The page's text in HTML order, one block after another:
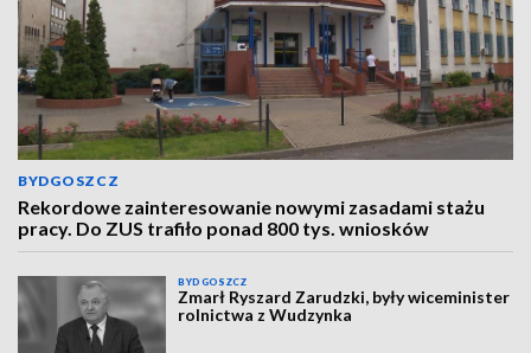
BYDGOSZCZ
Rekordowe zainteresowanie nowymi zasadami stażu
pracy. Do ZUS trafiło ponad 800 tys. wniosków
BYDGOSZCZ
Zmarł Ryszard Zarudzki, były wiceminister
rolnictwa z Wudzynka